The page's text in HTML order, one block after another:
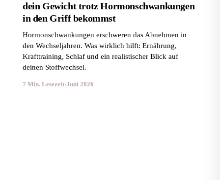
dein Gewicht trotz Hormonschwankungen
in den Griff bekommst
Hormonschwankungen erschweren das Abnehmen in
den Wechseljahren. Was wirklich hilft: Ernährung,
Krafttraining, Schlaf und ein realistischer Blick auf
deinen Stoffwechsel.
7 Min. Lesezeit·Juni 2026